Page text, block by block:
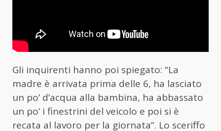
Gli inquirenti hanno poi spiegato: “La
madre è arrivata prima delle 6, ha lasciato
un po’ d’acqua alla bambina, ha abbassato
un po’ i finestrini del veicolo e poi si è
recata al lavoro per la giornata”. Lo sceriffo